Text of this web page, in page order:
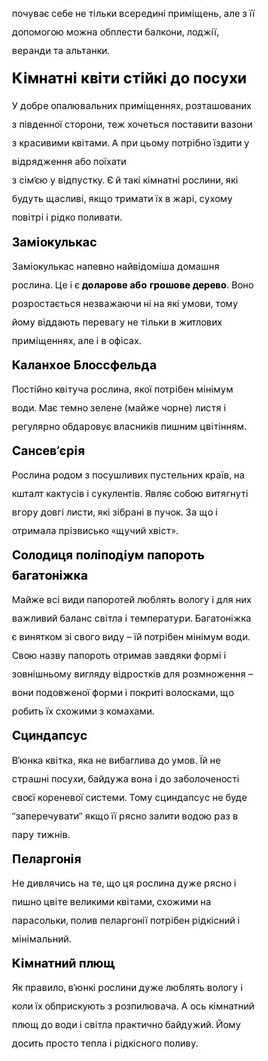
почуває себе не тільки всередині приміщень, але з її
допомогою можна обплести балкони, лоджії,
веранди та альтанки.
Кімнатні квіти стійкі до посухи
У добре опалювальних приміщеннях, розташованих
з південної сторони, теж хочеться поставити вазони
з красивими квітами. А при цьому потрібно їздити у
відрядження або поїхати
з сім’єю у відпустку. Є й такі кімнатні рослини, які
будуть щасливі, якщо тримати їх в жарі, сухому
повітрі і рідко поливати.
Заміокулькас
Заміокулькас напевно найвідоміша домашня
рослина. Це і є доларове або грошове дерево. Воно
розростається незважаючи ні на які умови, тому
йому віддають перевагу не тільки в житлових
приміщеннях, але і в офісах.
Каланхое Блоссфельда
Постійно квітуча рослина, якої потрібен мінімум
води. Має темно зелене (майже чорне) листя і
регулярно обдаровує власників пишним цвітінням.
Сансев’єрія
Рослина родом з посушливих пустельних країв, на
кшталт кактусів і сукулентів. Являє собою витягнуті
вгору довгі листи, які зібрані в пучок. За що і
отримала прізвисько «щучий хвіст».
Солодиця поліподіум папороть
багатоніжка
Майже всі види папоротей люблять вологу і для них
важливий баланс світла і температури. Багатоніжка
є винятком зі свого виду – їй потрібен мінімум води.
Свою назву папороть отримав завдяки формі і
зовнішньому вигляду відростків для розмноження –
вони подовженої форми і покриті волосками, що
робить їх схожими з комахами.
Сциндапсус
В’юнка квітка, яка не вибаглива до умов. Їй не
страшні посухи, байдужа вона і до заболоченості
своєї кореневої системи. Тому сциндапсус не буде
“заперечувати” якщо її рясно залити водою раз в
пару тижнів.
Пеларгонія
Не дивлячись на те, що ця рослина дуже рясно і
пишно цвіте великими квітами, схожими на
парасольки, полив пеларгонії потрібен рідкісний і
мінімальний.
Кімнатний плющ
Як правило, в’юнкі рослини дуже люблять вологу і
коли їх обприскують з розпилювача. А ось кімнатний
плющ до води і світла практично байдужий. Йому
досить просто тепла і рідкісного поливу.